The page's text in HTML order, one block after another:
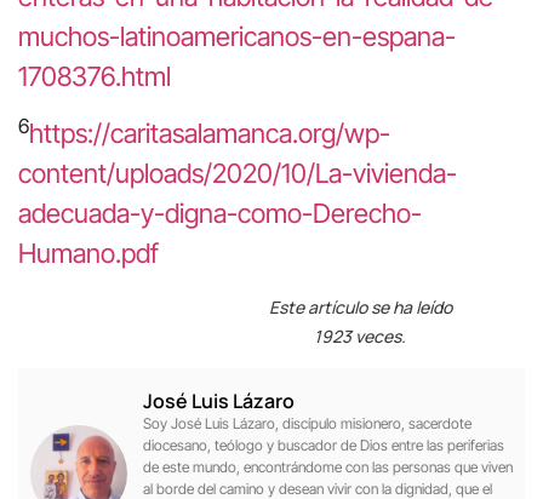
muchos-latinoamericanos-en-espana-
1708376.html
6https://caritasalamanca.org/wp-
content/uploads/2020/10/La-vivienda-
adecuada-y-digna-como-Derecho-
Humano.pdf
Este artículo se ha leído
1923 veces.
José Luis Lázaro
Soy José Luis Lázaro, discípulo misionero, sacerdote
diocesano, teólogo y buscador de Dios entre las periferias
de este mundo, encontrándome con las personas que viven
al borde del camino y desean vivir con la dignidad, que el